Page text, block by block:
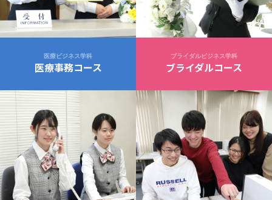
医療ビジネス学科
医療事務コース
ブライダルビジネス学科
ブライダルコース